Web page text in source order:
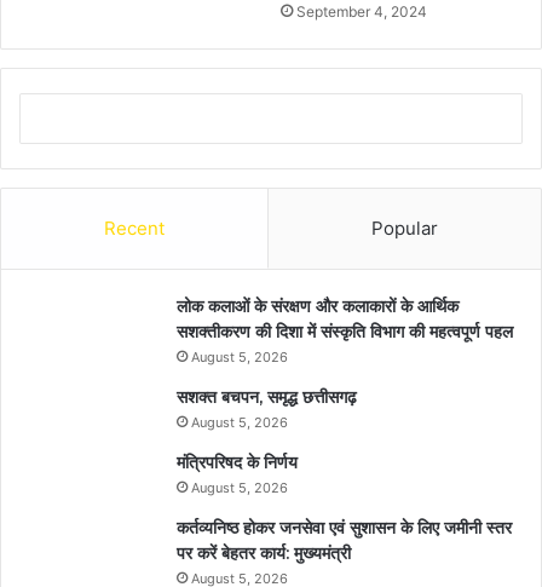
September 4, 2024
Recent Popular
लोक कलाओं के संरक्षण और कलाकारों के आर्थिक
सशक्तीकरण की दिशा में संस्कृति विभाग की महत्वपूर्ण पहल
August 5, 2026
सशक्त बचपन, समृद्ध छत्तीसगढ़
August 5, 2026
मंत्रिपरिषद के निर्णय
August 5, 2026
कर्तव्यनिष्ठ होकर जनसेवा एवं सुशासन के लिए जमीनी स्तर
पर करें बेहतर कार्य: मुख्यमंत्री
August 5, 2026